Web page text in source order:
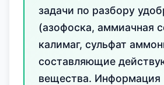
задачи по разбору
(азофоска, аммиачная
калимаг, сульфат
составляющие
вещества. Информация